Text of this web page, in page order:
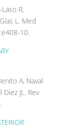
R,
L. Med
10.
A, Naval
JL. Rev